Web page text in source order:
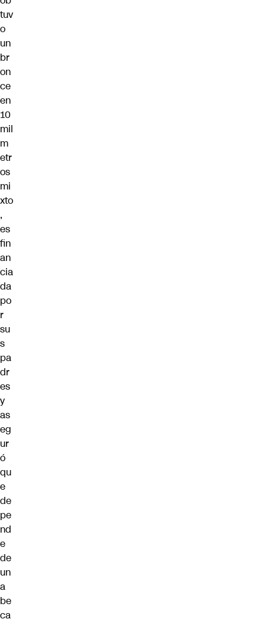
tuv
o
un
br
on
ce
en
10
mil
m
etr
os
mi
xto
,
es
fin
an
cia
da
po
r
su
s
pa
dr
es
y
as
eg
ur
ó
qu
e
de
pe
nd
e
de
un
a
be
ca